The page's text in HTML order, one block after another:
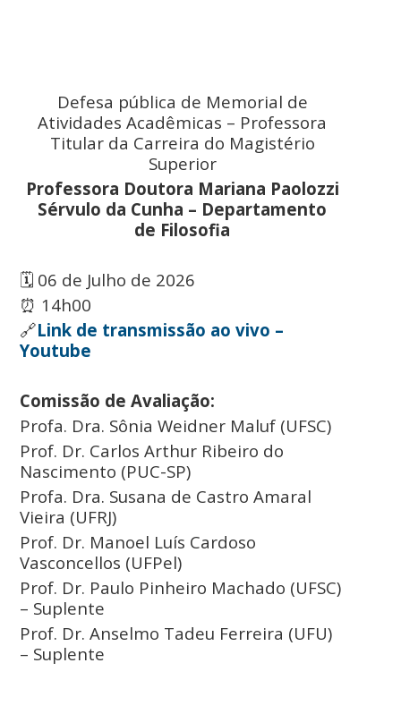
Defesa pública de Memorial de
Atividades Acadêmicas – Professora
Titular da Carreira do Magistério
Superior
Professora Doutora Mariana Paolozzi
Sérvulo da Cunha – Departamento
de Filosofia
🗓️ 06 de Julho de 2026
⏰ 14h00
🔗Link de transmissão ao vivo –
Youtube
Comissão de Avaliação:
Profa. Dra. Sônia Weidner Maluf (UFSC)
Prof. Dr. Carlos Arthur Ribeiro do
Nascimento (PUC-SP)
Profa. Dra. Susana de Castro Amaral
Vieira (UFRJ)
Prof. Dr. Manoel Luís Cardoso
Vasconcellos (UFPel)
Prof. Dr. Paulo Pinheiro Machado (UFSC)
– Suplente
Prof. Dr. Anselmo Tadeu Ferreira (UFU)
– Suplente